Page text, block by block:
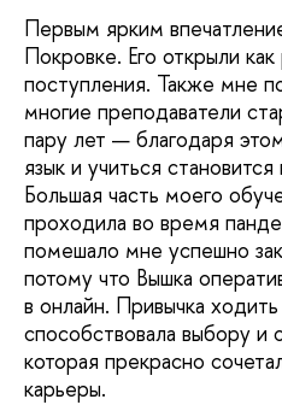
Первым ярким
Покровке. Его открыли
поступления. Также мне
многие преподаватели
пару лет — благодаря
язык и учиться
Большая часть моего
проходила во время
помешало мне успешно
потому что Вышка
в онлайн. Привычка
способствовала выбору и
которая прекрасно
карьеры.